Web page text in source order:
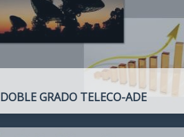
DOBLE GRADO TELECO-ADE